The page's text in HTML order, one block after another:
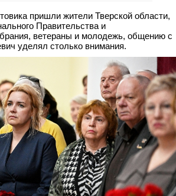
пришли жители Тверской области,
Правительства и
ветераны и молодежь, общению с
уделял столько внимания.